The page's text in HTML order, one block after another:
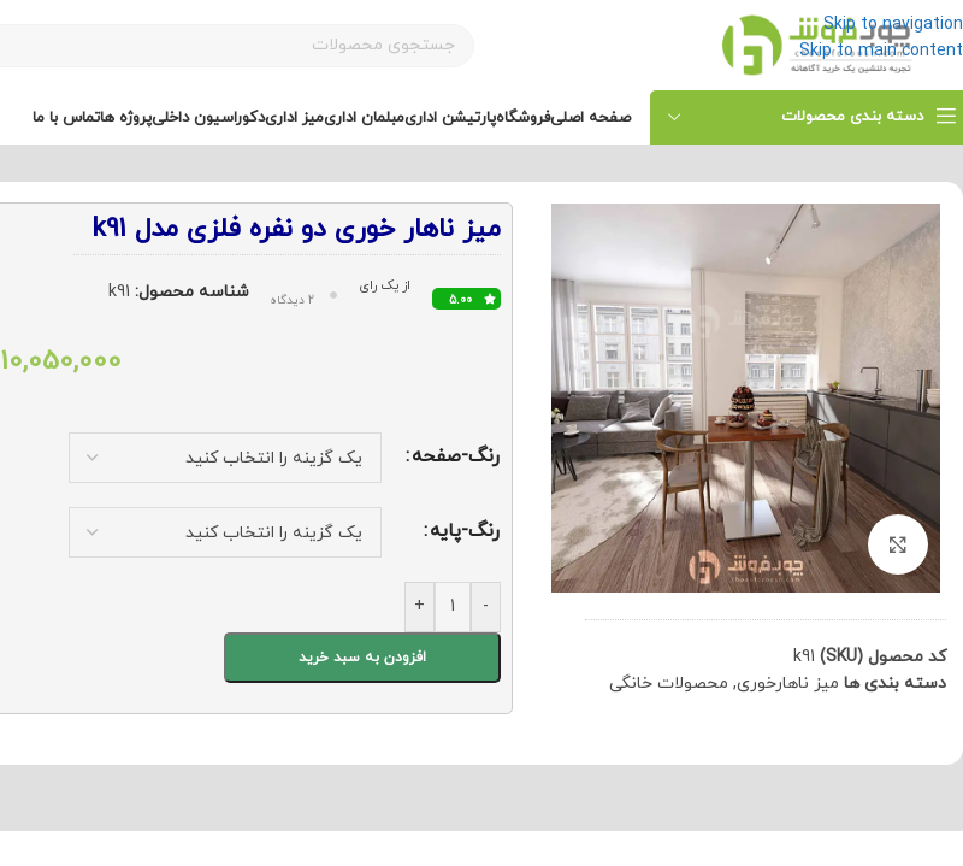
Skip to navigation
Skip to main content
دسته بندی محصولات صفحه اصلیفروشگاهپارتیشن اداریمبلمان اداریمیز اداریدکوراسیون داخلیپروژه هاتماس با ما
دیگر محصولات میز ناهار خوری دو نفره فلزی مدل k91
برای بزرگنمایی کلیک کنید
کد محصول (SKU)
k91
دسته بندی ها میز ناهارخوری, محصولات خانگی
میز ناهار خوری دو نفره فلزی مدل k91
5.00
از یک رای
2 دیدگاه شناسه محصول: k91
10,050,000
رنگ-صفحه
رنگ-پایه
-
+
افزودن به سبد خرید